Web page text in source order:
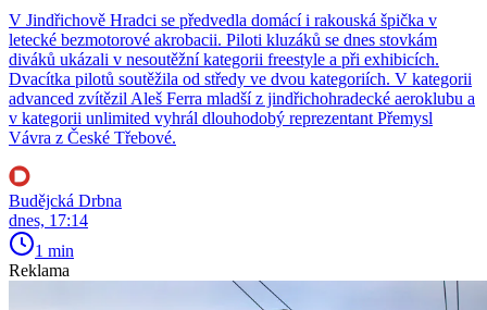
V Jindřichově Hradci se předvedla domácí i rakouská špička v
letecké bezmotorové akrobacii. Piloti kluzáků se dnes stovkám
diváků ukázali v nesoutěžní kategorii freestyle a při exhibicích.
Dvacítka pilotů soutěžila od středy ve dvou kategoriích. V kategorii
advanced zvítězil Aleš Ferra mladší z jindřichohradecké aeroklubu a
v kategorii unlimited vyhrál dlouhodobý reprezentant Přemysl
Vávra z České Třebové.
Budějcká Drbna
dnes, 17:14
1 min
Reklama